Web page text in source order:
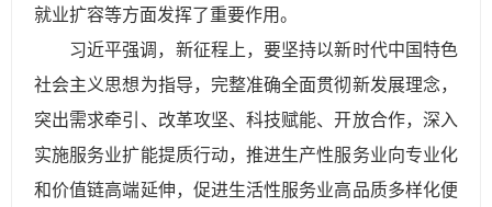
就业扩容等方面发挥了重要作用。
习近平强调，新征程上，要坚持以新时代中国特色
社会主义思想为指导，完整准确全面贯彻新发展理念，
突出需求牵引、改革攻坚、科技赋能、开放合作，深入
实施服务业扩能提质行动，推进生产性服务业向专业化
和价值链高端延伸，促进生活性服务业高品质多样化便